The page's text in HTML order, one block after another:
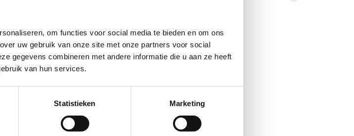
om functies voor social media te bieden en om ons
uw gebruik van onze site met onze partners voor social
gegevens combineren met andere informatie die u aan ze heeft
van hun services.
Statistieken Marketing
is het
van
enkele
18 en